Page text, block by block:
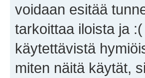
voidaan esitää
tarkoittaa iloista ja
käytettävistä
miten näitä käytät,